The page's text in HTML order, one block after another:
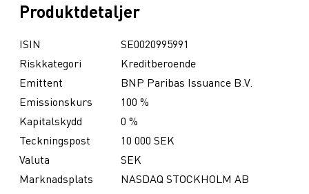
Produktdetaljer
ISIN
SE0020995991
Riskkategori
Kreditberoende
Emittent
BNP Paribas Issuance B.V.
Emissionskurs
100 %
Kapitalskydd
0 %
Teckningspost
10 000 SEK
Valuta
SEK
Marknadsplats
NASDAQ STOCKHOLM AB